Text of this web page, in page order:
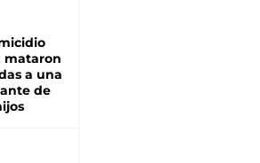
mataron
a una
de